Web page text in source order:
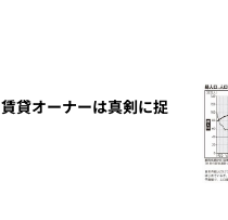
貸オーナーは真剣に捉